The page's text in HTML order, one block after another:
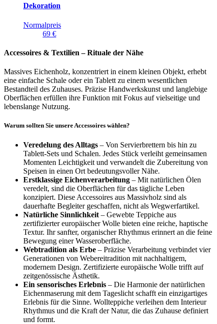
Dekoration
Normalpreis
69 €
Accessoires & Textilien – Rituale der Nähe
Massives Eichenholz, konzentriert in einem kleinen Objekt, erhebt
eine einfache Schale oder ein Tablett zu einem wesentlichen
Bestandteil des Zuhauses. Präzise Handwerkskunst und langlebige
Oberflächen erfüllen ihre Funktion mit Fokus auf vielseitige und
lebenslange Nutzung.
Warum sollten Sie unsere Accessoires wählen?
Veredelung des Alltags – Von Servierbrettern bis hin zu
Tablett-Sets und Schalen. Jedes Stück verleiht gemeinsamen
Momenten Leichtigkeit und verwandelt die Zubereitung von
Speisen in einen Ort bedeutungsvoller Nähe.
Erstklassige Eichenverarbeitung – Mit natürlichen Ölen
veredelt, sind die Oberflächen für das tägliche Leben
konzipiert. Diese Accessoires aus Massivholz sind als
dauerhafte Begleiter geschaffen, nicht als Wegwerfartikel.
Natürliche Sinnlichkeit – Gewebte Teppiche aus
zertifizierter europäischer Wolle bieten eine reiche, haptische
Textur. Ihr sanfter, organischer Rhythmus erinnert an die feine
Bewegung einer Wasseroberfläche.
Webtradition als Erbe – Präzise Verarbeitung verbindet vier
Generationen von Webereitradition mit nachhaltigem,
modernem Design. Zertifizierte europäische Wolle trifft auf
zeitgenössische Ästhetik.
Ein sensorisches Erlebnis – Die Harmonie der natürlichen
Eichenmaserung mit dem Tageslicht schafft ein einzigartiges
Erlebnis für die Sinne. Wollteppiche verleihen dem Interieur
Rhythmus und die Kraft der Natur, die das Zuhause definiert
und formt.